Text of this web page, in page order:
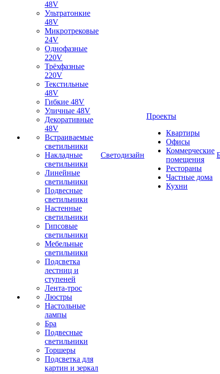
48V
Ультратонкие
48V
Микротрековые
24V
Однофазные
220V
Трёхфазные
220V
Текстильные
48V
Гибкие 48V
Уличные 48V
Декоративные
48V
Встраиваемые
светильники
Накладные
светильники
Линейные
светильники
Подвесные
светильники
Настенные
светильники
Гипсовые
светильники
Мебельные
светильники
Подсветка
лестниц и
ступеней
Лента-трос
Люстры
Настольные
лампы
Бра
Подвесные
светильники
Торшеры
Подсветка для
картин и зеркал
Светодизайн
Проекты
Квартиры
Офисы
Коммерческие
помещения
Рестораны
Частные дома
Кухни